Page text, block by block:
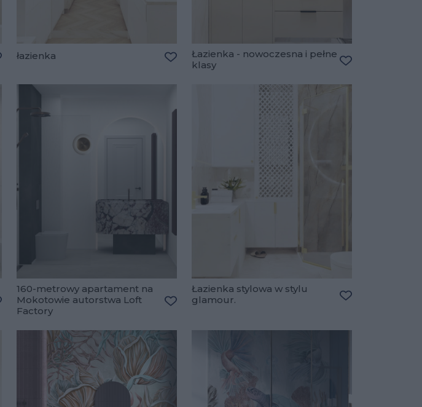
łazienka
Dodaj do ulubionych
Łazienka - nowoczesna i pełne
klasy
Dodaj do ulubionych
160-metrowy apartament na
Mokotowie autorstwa Loft
Factory
Łazienka stylowa w stylu
glamour.